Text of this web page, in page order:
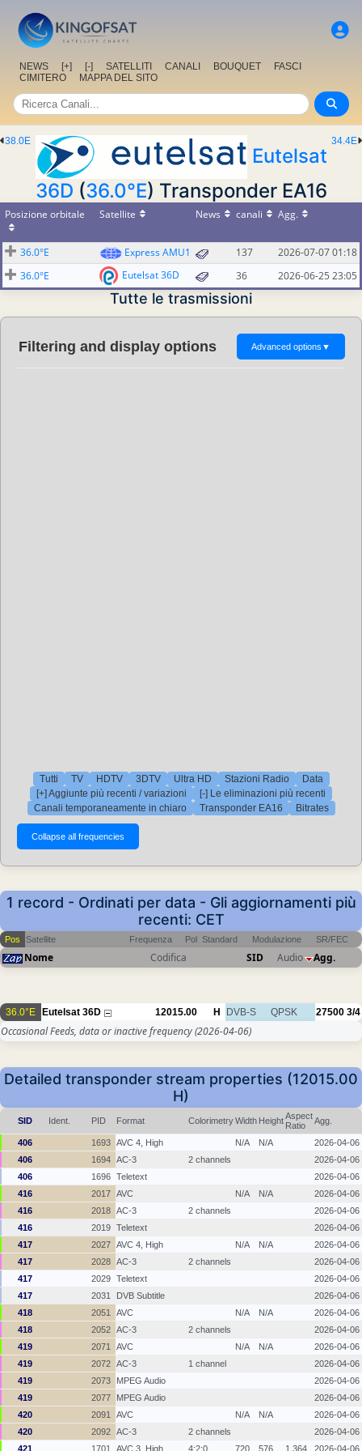
NEWS [+] [-] SATELLITI CANALI BOUQUET
FASCI
CIMITERO
MAPPA DEL SITO
34.4E
38.0E
Eutelsat
36D (36.0°E) Transponder EA16
Posizione orbitale Satellite News canali Agg.
36.0°E Express AMU1 137
2026-07-07 01:18
36.0°E
Eutelsat 36D 36 2026-06-25 23:05
Tutte le trasmissioni
Filtering and display options Advanced options ▼
Tutti TV HDTV 3DTV Ultra HD Stazioni Radio
Data
[+] Aggiunte più recenti / variazioni
[-] Le eliminazioni più recenti
Canali temporaneamente in chiaro
Transponder EA16 Bitrates
1 record - Ordinati per data - Gli aggiornamenti più
recenti: CET
Pos Satellite Frequenza Pol Standard Modulazione SR/FEC
Nome Codifica SID Audio Agg.
36.0°E Eutelsat 36D 12015.00 H DVB-S QPSK 27500 3/4
Occasional Feeds, data or inactive frequency(2026-04-06)
Detailed transponder stream properties (12015.00
H)
SID Ident. PID Format ColorimetryWidth HeightAspect
Ratio
Agg.
406 1693 AVC 4, High N/A N/A
2026-04-06
406
1694 AC-3 2 channels
2026-04-06
406
1696 Teletext
2026-04-06
416
2017 AVC N/A N/A
2026-04-06
416
2018 AC-3 2 channels
2026-04-06
416
2019 Teletext
2026-04-06
417
2027 AVC 4, High N/A N/A
2026-04-06
417
2028 AC-3 2 channels
2026-04-06
417
2029 Teletext
2026-04-06
417
2031 DVB Subtitle
2026-04-06
418
2051 AVC N/A N/A
2026-04-06
418
2052 AC-3 2 channels
2026-04-06
419
2071 AVC N/A N/A
2026-04-06
419
2072 AC-3 1 channel
2026-04-06
419
2073 MPEG Audio
2026-04-06
419
2077 MPEG Audio
2026-04-06
420
2091 AVC N/A N/A
2026-04-06
420
2092 AC-3 2 channels
2026-04-06
421
1701 AVC 3, High 4:2:0 720 576 1.364 2026-04-06